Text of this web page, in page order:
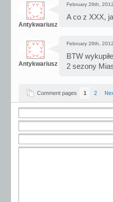
Antykwariusz
February 26th,
A co z XXX,
Antykwariusz
February 26th,
BTW
2 sezony
Comment pages 1 2